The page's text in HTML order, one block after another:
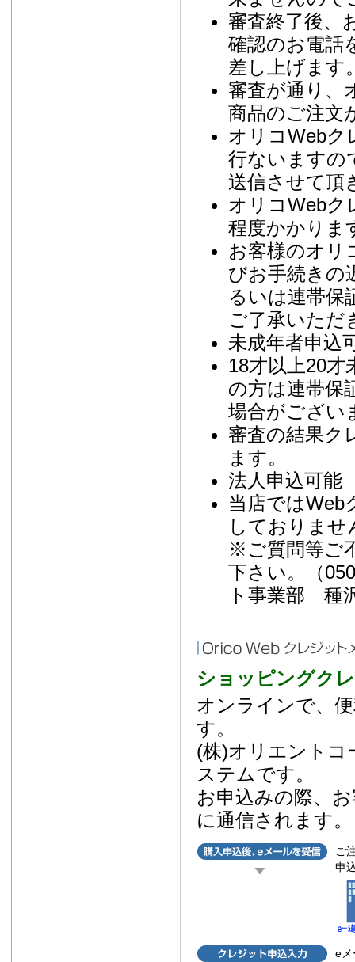
審査終了後、
確認のお電話
差し上げます
審査が通り、
商品のご注文
オリコWebク
行ないますの
送信させて頂
オリコWebク
程度かかりま
お客様のオリ
びお手続きの
るいは連帯保
ご了承いただ
未成年者申込
18才以上20才
の方は連帯保
場合がござい
審査の結果ク
ます。
法人申込可能
当店ではWeb
しておりませ
※ご質問等ご
下さい。（
ト事業部 種
ショッピングク
オンラインで、
す。
(株)オリエントコ
ステムです。
お申込みの際、
に通信されます。
ご
申
eメ